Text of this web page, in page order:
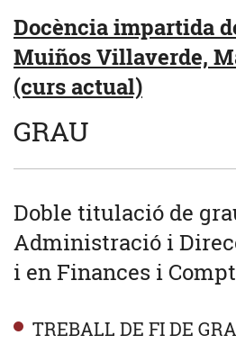
Docència impartida
Muiños Villaverde,
(curs actual)
GRAU
Doble titulació de
Administració i
i en Finances i
TREBALL DE FI DE